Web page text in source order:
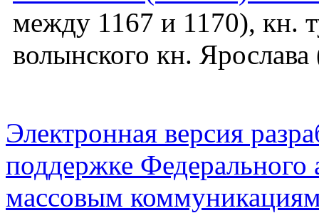
между 1167 и 1170), кн.
волынского кн.
Электронная версия
поддержке Федерального
массовым